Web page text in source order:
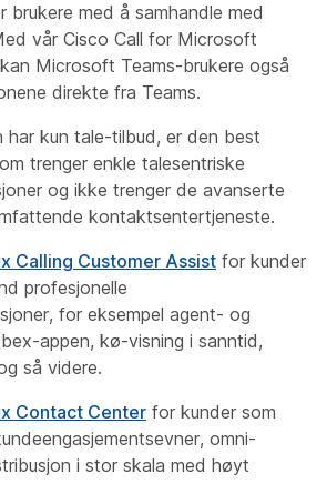
brukere med å samhandle med
vår Cisco Call for Microsoft
Microsoft Teams-brukere også
direkte fra Teams.
har kun tale-tilbud, er den best
trenger enkle talesentriske
og ikke trenger de avanserte
kontaktsentertjeneste.
Calling Customer Assist for kunder
profesjonelle
for eksempel agent- og
appen, kø-visning i sanntid,
så videre.
Contact Center for kunder som
omni-
i stor skala med høyt